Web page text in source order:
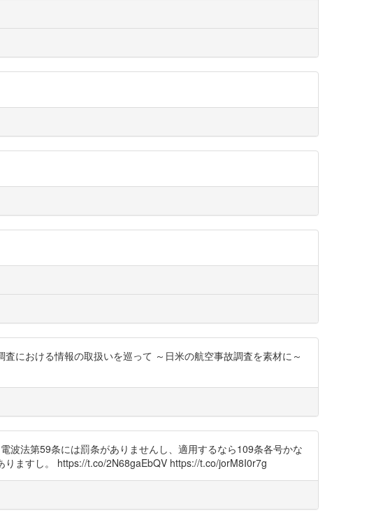
における情報の取扱いを巡って ～日米の航空事故調査を素材に～
波法第59条には罰条がありませんし、適用するなら109条各号かな
ますし。 https://t.co/2N68gaEbQV https://t.co/jorM8I0r7g